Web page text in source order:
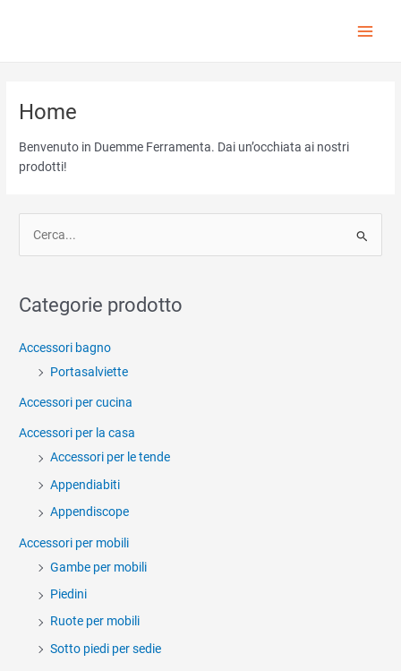
Home
Benvenuto in Duemme Ferramenta. Dai un’occhiata ai nostri
prodotti!
c
:
Categorie prodotto
Accessori bagno
Portasalviette
Accessori per cucina
Accessori per la casa
Accessori per le tende
Appendiabiti
Appendiscope
Accessori per mobili
Gambe per mobili
Piedini
Ruote per mobili
Sotto piedi per sedie